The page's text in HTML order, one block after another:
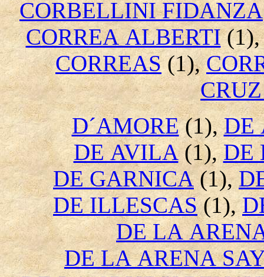
CORBELLINI FIDANZA
CORREA ALBERTI
CORREAS(1),
D´AMORE(1),DE
DE AVILA(1),DE
DE GARNICA(1),
DE ILLESCAS(1),
DE LA
DE LA ARENA